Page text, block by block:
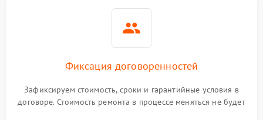
Фиксация договоренностей
Зафиксируем стоимость, сроки и гарантийные условия в
договоре. Стоимость ремонта в процессе меняться не будет